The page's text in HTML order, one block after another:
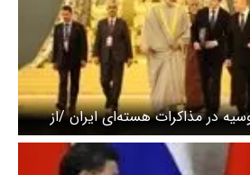
در مذاکرات هسته‌ای ایران /از
در کرملین تا سفرهای عراقچی و